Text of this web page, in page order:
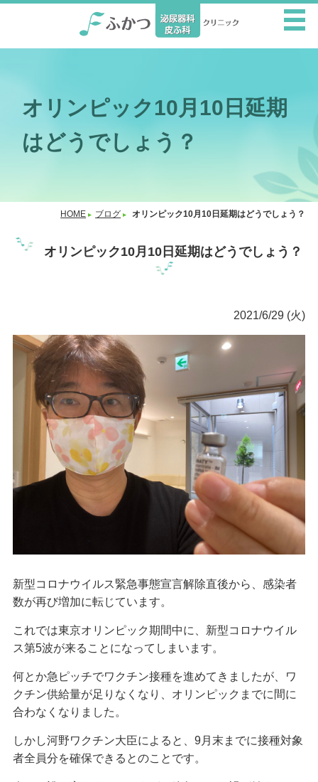
オリンピック10月10日延期
はどうでしょう？
HOME ブログ オリンピック10月10日延期はどうでしょう？
オリンピック10月10日延期はどうでしょう？
2021/6/29 (火)
新型コロナウイルス緊急事態宣言解除直後から、感染者
数が再び増加に転じています。
これでは東京オリンピック期間中に、新型コロナウイル
ス第5波が来ることになってしまいます。
何とか急ピッチでワクチン接種を進めてきましたが、ワ
クチン供給量が足りなくなり、オリンピックまでに間に
合わなくなりました。
しかし河野ワクチン大臣によると、9月末までに接種対象
者全員分を確保できるとのことです。